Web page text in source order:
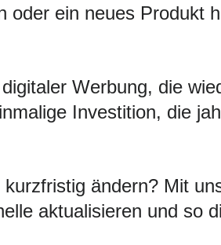
oder ein neues Produkt
Werbung, die
Investition, die
ändern? Mit
aktualisieren und so